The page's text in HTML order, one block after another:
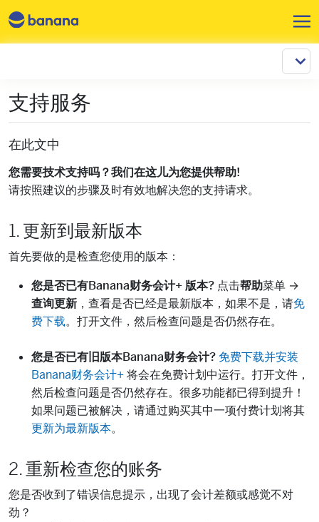
支持服务
在此文中
您需要技术支持吗？我们在这儿为您提供帮助!
请按照建议的步骤及时有效地解决您的支持请求。
1. 更新到最新版本
首先要做的是检查您使用的版本：
您是否已有Banana财务会计+ 版本? 点击帮助菜单 →
查询更新 ，查看是否已经是最新版本，如果不是，请免
费下载。打开文件，然后检查问题是否仍然存在。
您是否已有旧版本Banana财务会计? 免费下载并安装
Banana财务会计+将会在免费计划中运行。打开文件，
然后检查问题是否仍然存在。很多功能都已得到提升！
如果问题已被解决，请通过购买其中一项付费计划将其
更新为最新版本。
2. 重新检查您的账务
您是否收到了错误信息提示，出现了会计差额或感觉不对
劲？